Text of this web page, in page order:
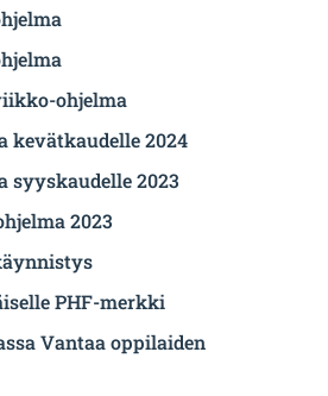
ohjelma
kevätkaudelle 2024
syyskaudelle 2023
2023
PHF-merkki
Vantaa oppilaiden